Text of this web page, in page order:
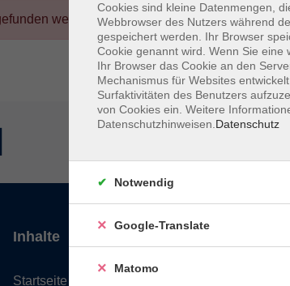
werden.
Inhalte
Startseite
Cookies sind kleine Datenmengen,
Webbrowser des Nutzers während
gespeichert werden. Ihr Browser
Cookie genannt wird. Wenn Sie
Ihr Browser das Cookie an den
Mechanismus für Websites
Surfaktivitäten des Benutzers
von Cookies ein. Weitere
Datenschutzhinweisen. Datenschutz
Notwendig
Google-Translate
Matomo